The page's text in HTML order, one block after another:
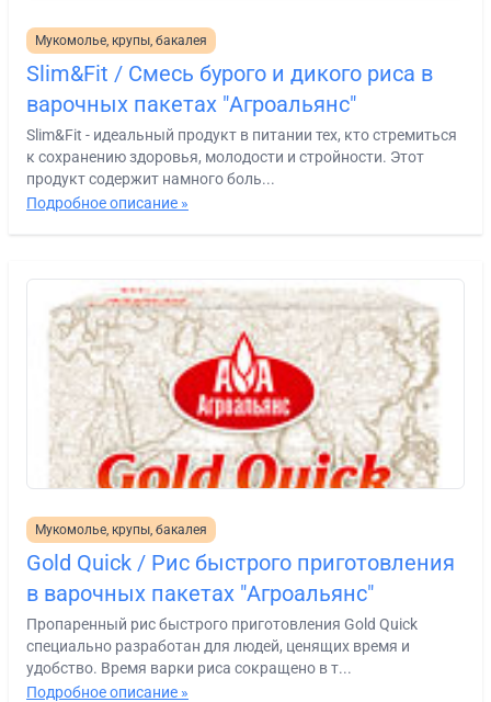
Мукомолье, крупы, бакалея
Slim&Fit / Смесь бурого и дикого риса в
варочных пакетах "Агроальянс"
Slim&Fit - идеальный продукт в питании тех, кто стремиться
к сохранению здоровья, молодости и стройности. Этот
продукт содержит намного боль...
Подробное описание »
Мукомолье, крупы, бакалея
Gold Quick / Рис быстрого приготовления
в варочных пакетах "Агроальянс"
Пропаренный рис быстрого приготовления Gold Quick
специально разработан для людей, ценящих время и
удобство. Время варки риса сокращено в т...
Подробное описание »